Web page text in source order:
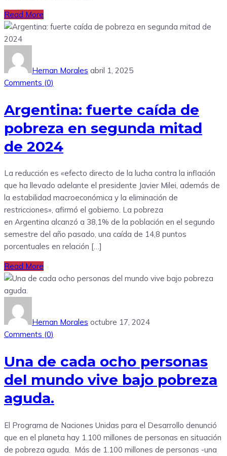
Read More
Hernan Morales abril 1, 2025
Comments (0)
Argentina: fuerte caída de
pobreza en segunda mitad
de 2024
La reducción es «efecto directo de la lucha contra la inflación
que ha llevado adelante el presidente Javier Milei, además de
la estabilidad macroeconómica y la eliminación de
restricciones», afirmó el gobierno. La pobreza
en Argentina alcanzó a 38,1% de la población en el segundo
semestre del año pasado, una caída de 14,8 puntos
porcentuales en relación […]
Read More
Hernan Morales octubre 17, 2024
Comments (0)
Una de cada ocho personas
del mundo vive bajo pobreza
aguda.
El Programa de Naciones Unidas para el Desarrollo denunció
que en el planeta hay 1.100 millones de personas en situación
de pobreza aguda. Más de 1.100 millones de personas -una